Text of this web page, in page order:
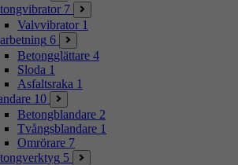
7
Valvvibrator 1
6
Betongglättare 4
Sloda 1
Asfaltsraka 1
10
Betongblandare 2
Tvångsblandare 1
Omrörare 7
5